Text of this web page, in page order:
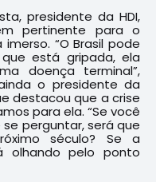
presidente da HDI,
pertinente para o
“O Brasil pode
está gripada, ela
doença terminal”,
o presidente da
destacou que a crise
para ela. “Se você
perguntar, será que
século? Se a
olhando pelo ponto